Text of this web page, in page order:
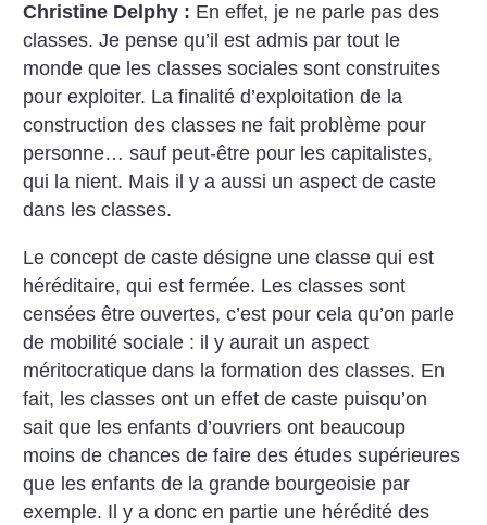
Christine Delphy : En effet, je ne parle pas des
classes. Je pense qu’il est admis par tout le
monde que les classes sociales sont construites
pour exploiter. La finalité d’exploitation de la
construction des classes ne fait problème pour
personne… sauf peut-être pour les capitalistes,
qui la nient. Mais il y a aussi un aspect de caste
dans les classes.
Le concept de caste désigne une classe qui est
héréditaire, qui est fermée. Les classes sont
censées être ouvertes, c’est pour cela qu’on parle
de mobilité sociale : il y aurait un aspect
méritocratique dans la formation des classes. En
fait, les classes ont un effet de caste puisqu’on
sait que les enfants d’ouvriers ont beaucoup
moins de chances de faire des études supérieures
que les enfants de la grande bourgeoisie par
exemple. Il y a donc en partie une hérédité des